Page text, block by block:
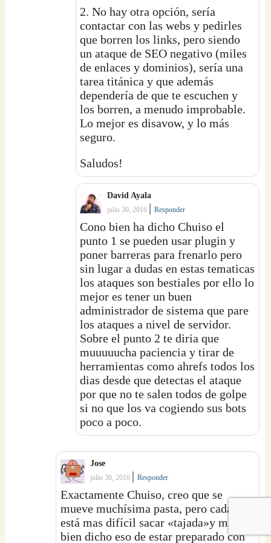
2. No hay otra opción, sería
contactar con las webs y pedirles
que borren los links, pero siendo
un ataque de SEO negativo (miles
de enlaces y dominios), sería una
tarea titánica y que además
dependería de que te escuchen y
los borren, a menudo improbable.
Lo mejor es disavow, y lo más
seguro.
Saludos!
David Ayala
julio 30, 2016 | Responder
Cono bien ha dicho Chuiso el
punto 1 se pueden usar plugin y
poner barreras para frenarlo pero
sin lugar a dudas en estas tematicas
los ataques son bestiales por ello lo
mejor es tener un buen
administrador de sistema que pare
los ataques a nivel de servidor.
Sobre el punto 2 te diria que
muuuuucha paciencia y tirar de
herramientas como ahrefs todos los
dias desde que detectas el ataque
por que no te salen todos de golpe
si no que los va cogiendo sus bots
poco a poco.
Jose
julio 30, 2016 |Responder
Exactamente Chuiso, creo que se
mueve muchísima pasta, pero cada vez
está mas difícil sacar «tajada»y muy
bien dicho eso de estar preparado con